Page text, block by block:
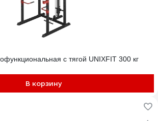
с тягой UNIXFIT 300 кг
В корзину